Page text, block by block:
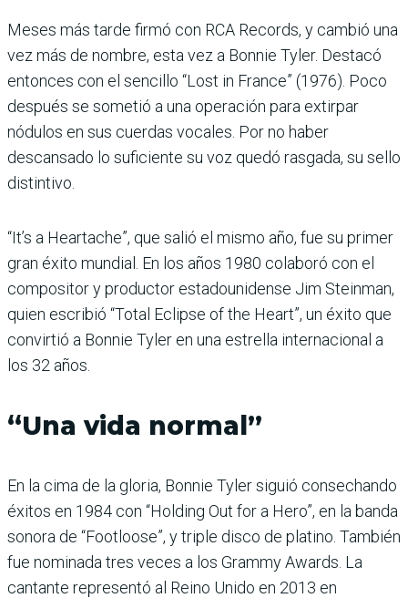
Meses más tarde firmó con RCA Records, y cambió una
vez más de nombre, esta vez a Bonnie Tyler. Destacó
entonces con el sencillo “Lost in France” (1976). Poco
después se sometió a una operación para extirpar
nódulos en sus cuerdas vocales. Por no haber
descansado lo suficiente su voz quedó rasgada, su sello
distintivo.
“It’s a Heartache”, que salió el mismo año, fue su primer
gran éxito mundial. En los años 1980 colaboró con el
compositor y productor estadounidense Jim Steinman,
quien escribió “Total Eclipse of the Heart”, un éxito que
convirtió a Bonnie Tyler en una estrella internacional a
los 32 años.
“Una vida normal”
En la cima de la gloria, Bonnie Tyler siguió consechando
éxitos en 1984 con “Holding Out for a Hero”, en la banda
sonora de “Footloose”, y triple disco de platino. También
fue nominada tres veces a los Grammy Awards. La
cantante representó al Reino Unido en 2013 en